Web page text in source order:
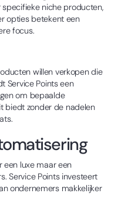
specifieke niche producten,
opties betekent een
focus.
willen verkopen die
Service Points een
om bepaalde
biedt zonder de nadelen
een luxe maar een
Service Points investeert
ondernemers makkelijker